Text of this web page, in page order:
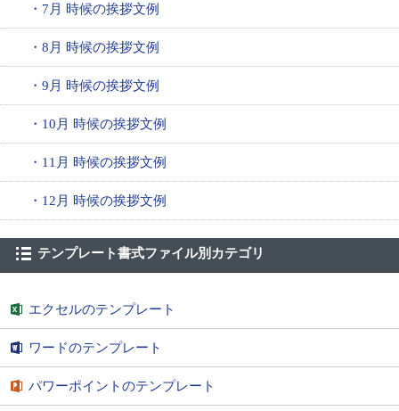
・7月 時候の挨拶文例
・8月 時候の挨拶文例
・9月 時候の挨拶文例
・10月 時候の挨拶文例
・11月 時候の挨拶文例
・12月 時候の挨拶文例
テンプレート書式ファイル別カテゴリ
エクセルのテンプレート
ワードのテンプレート
パワーポイントのテンプレート